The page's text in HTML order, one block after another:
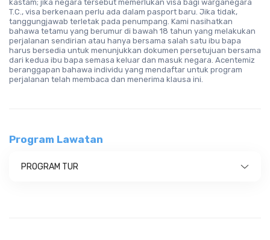
kastam; jika negara tersebut memerlukan visa bagi warganegara
T.C., visa berkenaan perlu ada dalam pasport baru. Jika tidak,
tanggungjawab terletak pada penumpang. Kami nasihatkan
bahawa tetamu yang berumur di bawah 18 tahun yang melakukan
perjalanan sendirian atau hanya bersama salah satu ibu bapa
harus bersedia untuk menunjukkan dokumen persetujuan bersama
dari kedua ibu bapa semasa keluar dan masuk negara. Acentemiz
beranggapan bahawa individu yang mendaftar untuk program
perjalanan telah membaca dan menerima klausa ini.
Program Lawatan
PROGRAM TUR